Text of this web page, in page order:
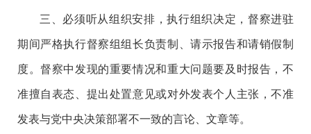
三、必须听从组织安排，执行组织决定，督察进驻
期间严格执行督察组组长负责制、请示报告和请销假制
度。督察中发现的重要情况和重大问题要及时报告，不
准擅自表态、提出处置意见或对外发表个人主张，不准
发表与党中央决策部署不一致的言论、文章等。